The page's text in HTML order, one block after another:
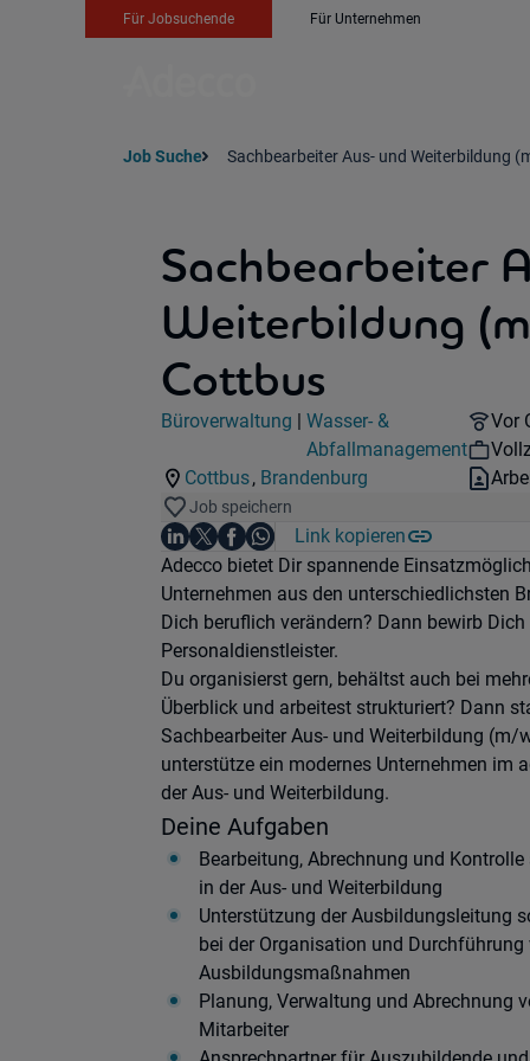
Für Jobsuchende Für Unternehmen
Job Suche Sachbearbeiter Aus- und Weiterbildung
Sachbearbeiter
Weiterbildung
Cottbus
Jobdetails
Kategorie:
Büroverwaltung |
Industry:
Wasser- &
Abfallmanagement
Standorte:
Cottbus,
Region:
Brandenburg
Vor
Job speichern
Teile diesen Job
Auf LinkedIn teilen
Auf X teilen
Auf Facebook teilen
Auf WhatsApp teilen
Link kopieren
Einleitung
Adecco bietet Dir spannende
Unternehmen aus den unterschiedlichsten
Dich beruflich verändern? Dann bewirb
Personaldienstleister.
Du organisierst gern, behältst auch bei
Überblick und arbeitest strukturiert? Dann
Sachbearbeiter Aus- und Weiterbildung
unterstütze ein modernes Unternehmen im
der Aus- und Weiterbildung.
Deine Aufgaben
Bearbeitung, Abrechnung und
in der Aus- und Weiterbildung
Unterstützung der Ausbildungsleitung
bei der Organisation und Durchführung
Ausbildungsmaßnahmen
Planung, Verwaltung und Abrechnung
Mitarbeiter